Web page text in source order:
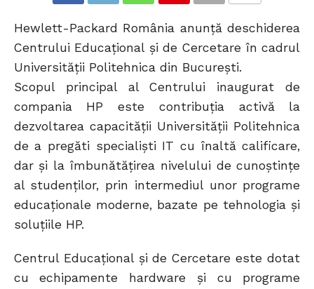
Hewlett-Packard România anunță deschiderea
Centrului Educațional și de Cercetare în cadrul
Universității Politehnica din București.
Scopul principal al Centrului inaugurat de
compania HP este contribuția activă la
dezvoltarea capacității Universității Politehnica
de a pregăti specialiști IT cu înaltă calificare,
dar și la îmbunătățirea nivelului de cunoștințe
al studenților, prin intermediul unor programe
educaționale moderne, bazate pe tehnologia și
soluțiile HP.
Centrul Educațional și de Cercetare este dotat
cu echipamente hardware și cu programe